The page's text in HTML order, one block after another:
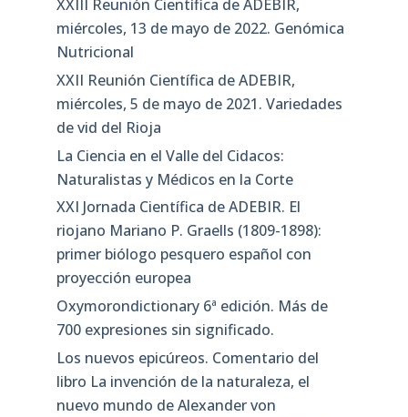
XXIII Reunión Científica de ADEBIR,
miércoles, 13 de mayo de 2022. Genómica
Nutricional
XXII Reunión Científica de ADEBIR,
miércoles, 5 de mayo de 2021. Variedades
de vid del Rioja
La Ciencia en el Valle del Cidacos:
Naturalistas y Médicos en la Corte
XXI Jornada Científica de ADEBIR. El
riojano Mariano P. Graells (1809-1898):
primer biólogo pesquero español con
proyección europea
Oxymorondictionary 6ª edición. Más de
700 expresiones sin significado.
Los nuevos epicúreos. Comentario del
libro La invención de la naturaleza, el
nuevo mundo de Alexander von